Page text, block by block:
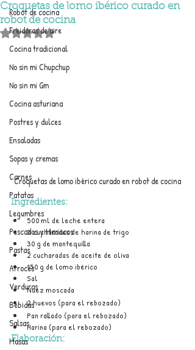
Robot de cocina
Freidoras de aire
Cocina tradicional
No sin mi Chupchup
No sin mi Gm
Cocina asturiana
Postres y dulces
Ensaladas
Sopas y cremas
Carnes
Patatas
Legumbres
Pescados y Mariscos
Pastas
Arroces
Verduras
Bebidas
Salsas
Masas
Croquetas de lomo ibérico curado en
robot de cocina
Obtuvo NaN de 5 estrellas.
Croquetas de lomo ibérico curado en robot de cocina
Ingredientes:
500 ml de leche entera
3 cucharadas de harina de trigo
30 g de mantequilla
2 cucharadas de aceite de oliva
150 g de lomo ibérico
Sal
Nuez moscada
2 huevos (para el rebozado)
Pan rallado (para el rebozado)
Harina (para el rebozado)
Elaboración: